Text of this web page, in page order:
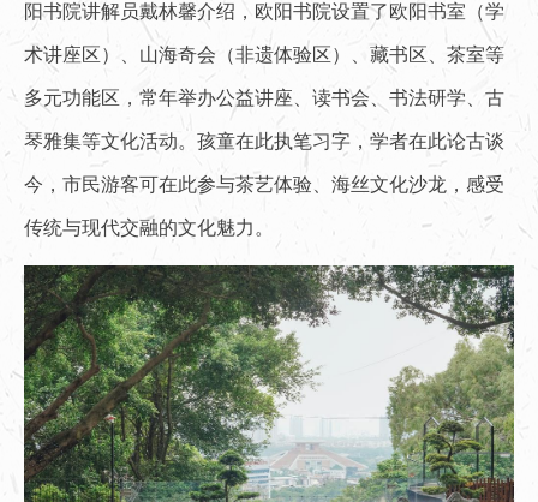
阳书院讲解员戴林馨介绍，欧阳书院设置了欧阳书室（学
术讲座区）、山海奇会（非遗体验区）、藏书区、茶室等
多元功能区，常年举办公益讲座、读书会、书法研学、古
琴雅集等文化活动。孩童在此执笔习字，学者在此论古谈
今，市民游客可在此参与茶艺体验、海丝文化沙龙，感受
传统与现代交融的文化魅力。